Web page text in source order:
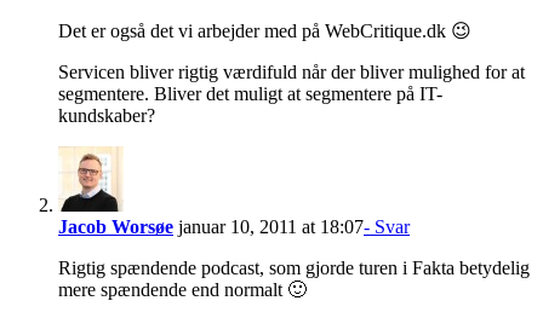
Det er også det vi arbejder med på WebCritique.dk 😉
Servicen bliver rigtig værdifuld når der bliver mulighed for at
segmentere. Bliver det muligt at segmentere på IT-
kundskaber?
Jacob Worsøe januar 10, 2011 at 18:07- Svar
Rigtig spændende podcast, som gjorde turen i Fakta betydelig
mere spændende end normalt 🙂